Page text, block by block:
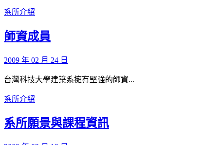
系所介紹
師資成員
2009 年 02 月 24 日
台灣科技大學建築系擁有堅強的師資...
系所介紹
系所願景與課程資訊